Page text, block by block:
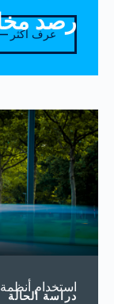
رصدعرف أكثر
دراسة الحالة
استخدام